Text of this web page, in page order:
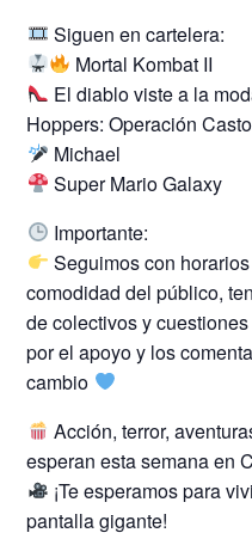
Siguen en cartelera:
Mortal Kombat II
El diablo viste a la
Hoppers: Operación
Michael
Super Mario Galaxy
Importante:
Seguimos con
comodidad del público,
de colectivos y
por el apoyo y los
cambio
Acción, terror,
esperan esta semana en
¡Te esperamos para
pantalla gigante!